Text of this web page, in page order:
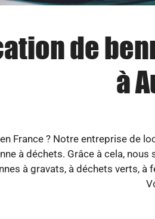
de
à
France ? Notre entreprise de
à déchets. Grâce à cela,
à gravats, à déchets verts,